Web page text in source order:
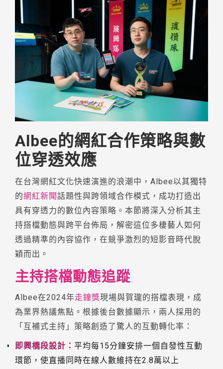
Albee的網紅合作策略與數
位穿透效應
在台灣網紅文化快速演進的浪潮中，Albee以其獨特
的網紅新聞話題性與跨領域合作模式，成功打造出
具有穿透力的數位內容策略。本節將深入分析其主
持搭檔動態與跨平台佈局，解密這位多棲藝人如何
透過精準的內容協作，在競爭激烈的短影音時代脫
穎而出。
主持搭檔動態追蹤
Albee在2024年走鐘獎現場與賀瓏的搭檔表現，成
為業界熱議焦點。根據後台數據顯示，兩人採用的
「互補式主持」策略創造了驚人的互動轉化率：
即興橋段設計： 平均每15分鐘安排一個自發性互動
環節，使直播同時在線人數維持在2.8萬以上